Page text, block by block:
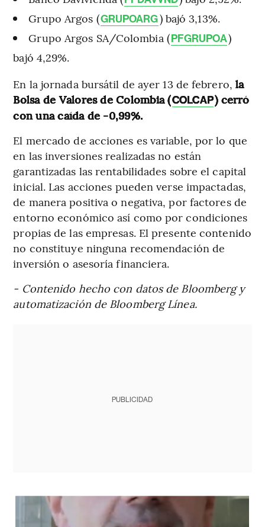
Grupo Argos (GRUPOARG) bajó 3,13%.
Grupo Argos SA/Colombia (PFGRUPOA)
bajó 4,29%.
En la jornada bursátil de ayer 13 de febrero, la
Bolsa de Valores de Colombia (COLCAP) cerró
con una caída de -0,99%.
El mercado de acciones es variable, por lo que
en las inversiones realizadas no están
garantizadas las rentabilidades sobre el capital
inicial. Las acciones pueden verse impactadas,
de manera positiva o negativa, por factores de
entorno económico así como por condiciones
propias de las empresas. El presente contenido
no constituye ninguna recomendación de
inversión o asesoría financiera.
- Contenido hecho con datos de Bloomberg y
automatización de Bloomberg Línea.
PUBLICIDAD